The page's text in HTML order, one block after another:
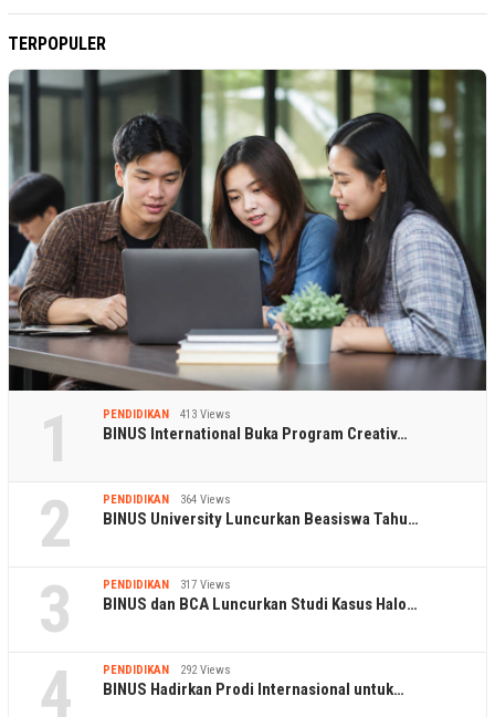
TERPOPULER
1 PENDIDIKAN 413 Views
BINUS International Buka Program Creativ…
2 PENDIDIKAN 364 Views
BINUS University Luncurkan Beasiswa Tahu…
3 PENDIDIKAN 317 Views
BINUS dan BCA Luncurkan Studi Kasus Halo…
4 PENDIDIKAN 292 Views
BINUS Hadirkan Prodi Internasional untuk…